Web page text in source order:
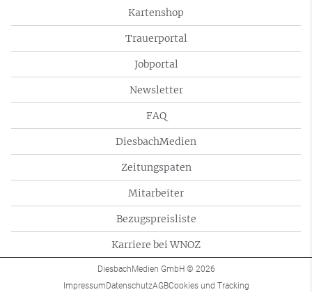
Kartenshop
Trauerportal
Jobportal
Newsletter
FAQ
DiesbachMedien
Zeitungspaten
Mitarbeiter
Bezugspreisliste
Karriere bei WNOZ
DiesbachMedien GmbH © 2026
ImpressumDatenschutzAGBCookies und Tracking